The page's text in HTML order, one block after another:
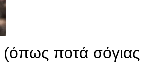
(όπως ποτά σόγιας